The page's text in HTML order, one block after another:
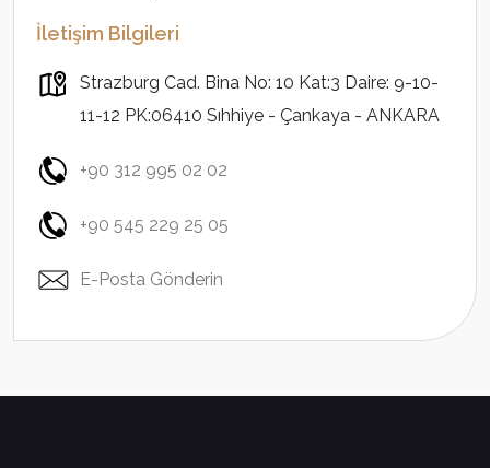
İletişim Bilgileri
Strazburg Cad. Bina No: 10 Kat:3 Daire: 9-10-
11-12 PK:06410 Sıhhiye - Çankaya - ANKARA
+90 312 995 02 02
+90 545 229 25 05
E-Posta Gönderin